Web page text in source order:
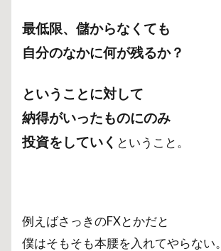
最低限、儲からなくても
自分のなかに何が残るか？
ということに対して
納得がいったものにのみ
投資をしていく ということ。
例えばさっきのFXとかだと
僕はそもそも本腰を入れてやらない。